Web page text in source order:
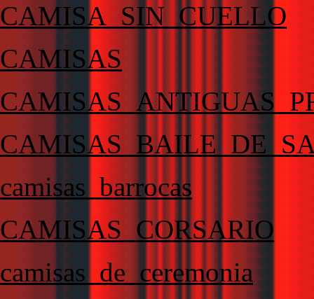
CAMISA_SIN_CUELLO
CAMISAS
camisas_barrocas
CAMISAS_CORSARIO
camisas_de_ceremonia